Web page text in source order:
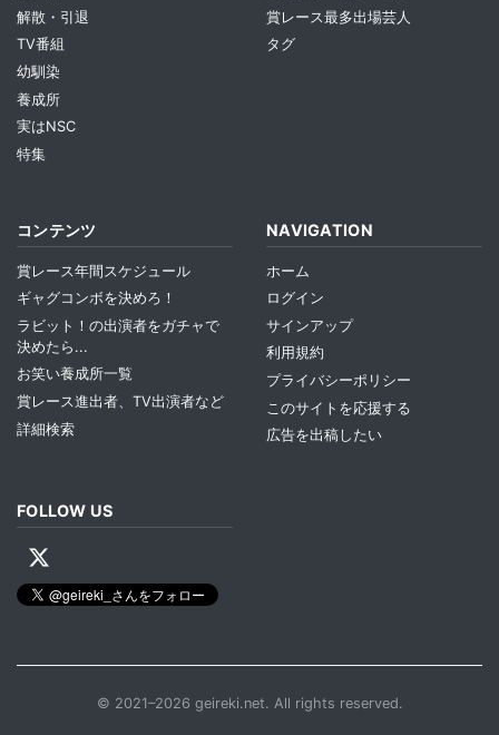
解散・引退
TV番組
幼馴染
養成所
実はNSC
特集
賞レース最多出場芸人
タグ
コンテンツ
賞レース年間スケジュール
ギャグコンボを決めろ！
ラビット！の出演者をガチャで
決めたら...
お笑い養成所一覧
賞レース進出者、TV出演者など
詳細検索
NAVIGATION
ホーム
ログイン
サインアップ
利用規約
プライバシーポリシー
このサイトを応援する
広告を出稿したい
FOLLOW US
© 2021–2026 geireki.net. All rights reserved.